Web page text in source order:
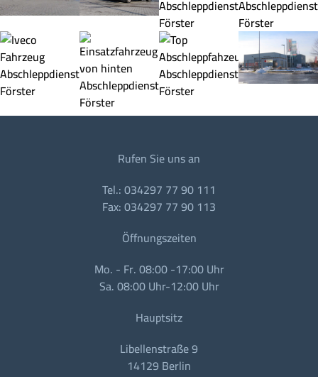
Rufen Sie uns an
Tel.: 034297 77 90 111
Fax: 034297 77 90 113
Öffnungszeiten
Mo. - Fr. 08:00 -17:00 Uhr
Sa. 08:00 Uhr-12:00 Uhr
Hauptsitz
Libellenstraße 9
14129 Berlin